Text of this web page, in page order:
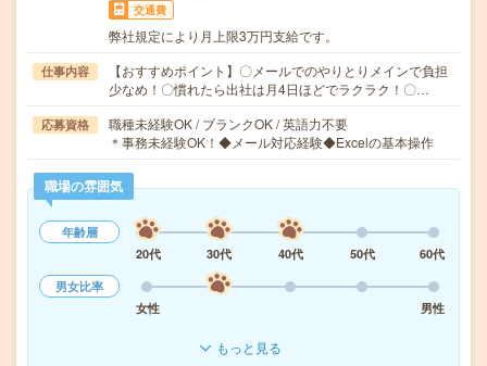
交通費
弊社規定により月上限3万円支給です。
仕事内容
【おすすめポイント】〇メールでのやりとりメインで負担
少なめ！〇慣れたら出社は月4日ほどでラクラク！〇…
応募資格
職種未経験OK / ブランクOK / 英語力不要
＊事務未経験OK！◆メール対応経験◆Excelの基本操作
職場の雰囲気
年齢層
20代
30代 40代 50代
60代
男女比率
女性
男性
もっと見る